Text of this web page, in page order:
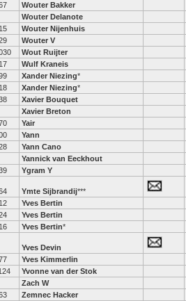
Wouter Bakker
Wouter Delanote
Wouter Nijenhuis
Wouter V
Wout Ruijter
Wulf Kraneis
Xander Niezing*
Xander Niezing*
Xavier Bouquet
Xavier Breton
Yair
Yann
Yann Cano
Yannick van Eeckhout
Ygram Y
Ymte Sijbrandij***
Yves Bertin
Yves Bertin
Yves Bertin*
Yves Devin
Yves Kimmerlin
Yvonne van der Stok
Zach W
Zemnec Hacker